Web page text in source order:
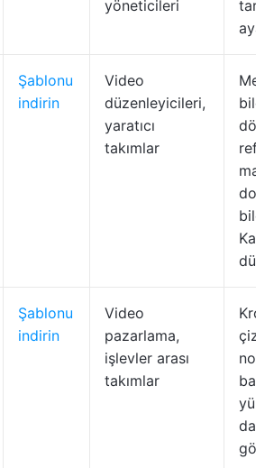
yöneticileri
Şablonu
indirin
Video
düzenleyicileri,
yaratıcı
takımlar
Şablonu
indirin
Video
pazarlama,
işlevler arası
takımlar